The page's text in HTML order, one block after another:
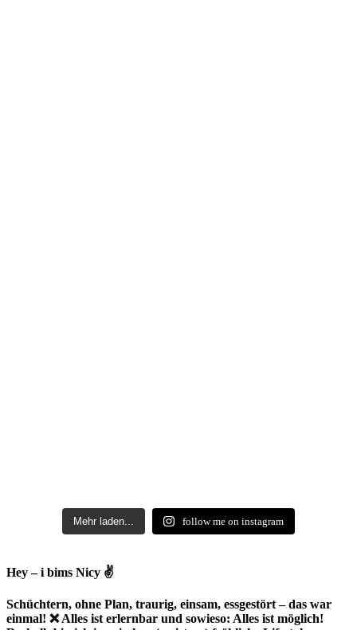
Mehr laden... follow me on instagram
Hey – i bims Nicy ✌
Schüchtern, ohne Plan, traurig, einsam, essgestört – das war
einmal! ❌ Alles ist erlernbar und sowieso: Alles ist möglich!